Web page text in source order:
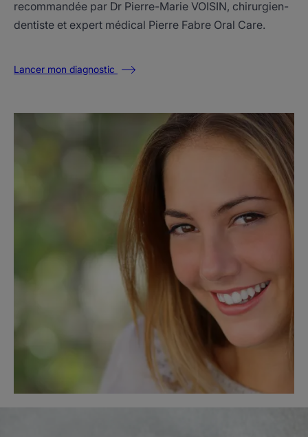
recommandée par Dr Pierre-Marie VOISIN, chirurgien-
dentiste et expert médical Pierre Fabre Oral Care.
Lancer mon diagnostic